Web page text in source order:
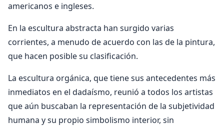
americanos e ingleses.
En la escultura abstracta han surgido varias
corrientes, a menudo de acuerdo con las de la pintura,
que hacen posible su clasificación.
La escultura orgánica, que tiene sus antecedentes más
inmediatos en el dadaísmo, reunió a todos los artistas
que aún buscaban la representación de la subjetividad
humana y su propio simbolismo interior, sin